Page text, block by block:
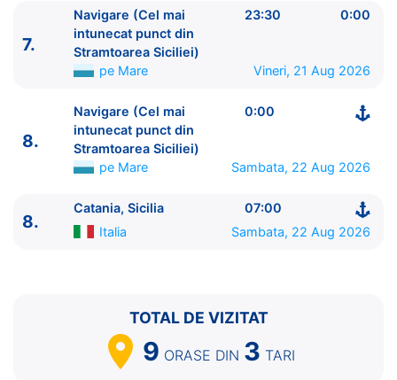
Stramtoarea Siciliei) pe Mare
0:00 - ⚓
Catania, Sicilia Italia 07:00 - ⚓
7.
Navigare (Cel mai
intunecat punct din
Stramtoarea Siciliei)
23:30 0:00
pe Mare Vineri, 21 Aug 2026
8.
Navigare (Cel mai
intunecat punct din
Stramtoarea Siciliei)
0:00
pe Mare Sambata, 22 Aug 2026
8.
Catania, Sicilia
07:00
Italia
Sambata, 22 Aug 2026
TOTAL DE VIZITAT
9 ORASE DIN 3 TARI